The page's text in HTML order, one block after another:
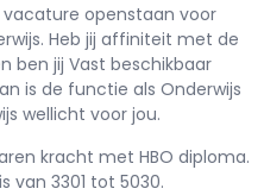
openstaan voor
. Heb jij affiniteit met de
ben jij Vast beschikbaar
is de functie als Onderwijs
wellicht voor jou.
kracht met HBO diploma.
van 3301 tot 5030.